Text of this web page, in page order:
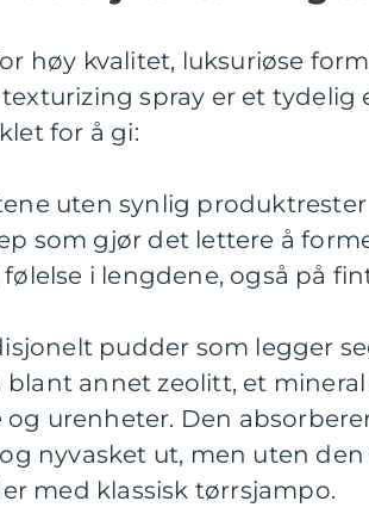
høy kvalitet, luksuriøse
spray er et tydelig
for å gi:
uten synlig produktrester
som gjør det lettere å
i lengdene, også på
pudder som legger
blant annet zeolitt, et
urenheter. Den
nyvasket ut, men uten
med klassisk tørrsjampo.